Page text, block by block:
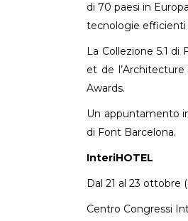
di 70 paesi in
tecnologie efficienti
La Collezione 5.1
et de
Awards.
Un appuntamento
di Font Barcelona.
InteriHOTEL
Dal 21 al 23 ottobre
Centro Congressi